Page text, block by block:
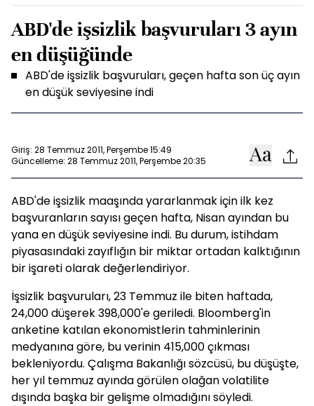
ABD'de işsizlik başvuruları 3 ayın
en düşüğünde
ABD'de işsizlik başvuruları, geçen hafta son üç ayın
en düşük seviyesine indi
Giriş: 28 Temmuz 2011, Perşembe 15:49
Güncelleme: 28 Temmuz 2011, Perşembe 20:35
ABD'de işsizlik maaşında yararlanmak için ilk kez
başvuranların sayısı geçen hafta, Nisan ayından bu
yana en düşük seviyesine indi. Bu durum, istihdam
piyasasındaki zayıflığın bir miktar ortadan kalktığının
bir işareti olarak değerlendiriyor.
İşsizlik başvuruları, 23 Temmuz ile biten haftada,
24,000 düşerek 398,000'e geriledi. Bloomberg'in
anketine katılan ekonomistlerin tahminlerinin
medyanına göre, bu verinin 415,000 çıkması
bekleniyordu. Çalışma Bakanlığı sözcüsü, bu düşüşte,
her yıl temmuz ayında görülen olağan volatilite
dışında başka bir gelişme olmadığını söyledi.